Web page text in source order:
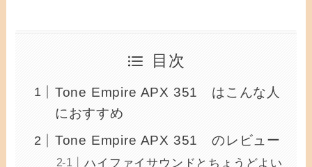
目次
Tone Empire APX 351 はこんな人
におすすめ
Tone Empire APX 351 のレビュー
ハイファイサウンドとちょうどよい